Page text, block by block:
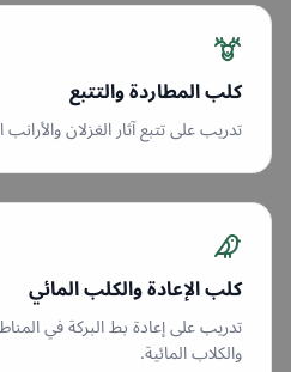
كلب المطاردة والتتبع
تدريب على تتبع آثار الغزلان
كلب الإعادة والكلب المائي
تدريب على إعادة بط البركة في
والكلاب المائية.